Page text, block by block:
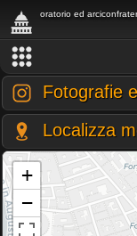
oratorio ed
Fotografie
Localizza
+
−